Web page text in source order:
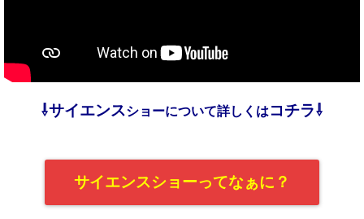
⇩サイエンスショーについて詳しくはコチラ⇩
サイエンスショーってなぁに？